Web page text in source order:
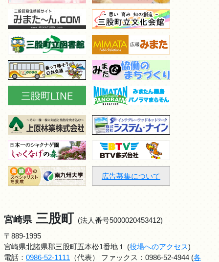
広告募集について
宮崎県 三股町 (法人番号5000020453412)
〒889-1995
宮崎県北諸県郡三股町五本松1番地１ (役場へのアクセス)
電話： 0986-52-1111 （代表） ファックス：0986-52-4944 (各